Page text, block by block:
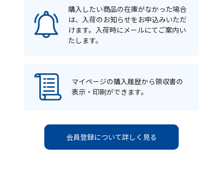
購入したい商品の在庫がなかった場合
は、入荷のお知らせをお申込みいただ
けます。入荷時にメールにてご案内い
たします。
マイページの購入履歴から領収書の
表示・印刷ができます。
会員登録について詳しく見る